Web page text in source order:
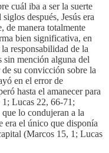
cuál iba a ser la suerte
después, Jesús era
de manera totalmente
bien significativa, en
responsabilidad de la
sin mención alguna del
su convicción sobre la
en el error de
hasta el amanecer para
Lucas 22, 66-71;
lo condujeran a la
era el único que disponía
(Marcos 15, 1; Lucas